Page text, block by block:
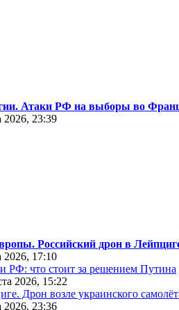
Атаки РФ на выборы во
2026, 23:39
Российский дрон в
2026, 17:10
РФ: что стоит за решением Путина
2026, 15:22
Дрон возле украинского
2026, 23:36